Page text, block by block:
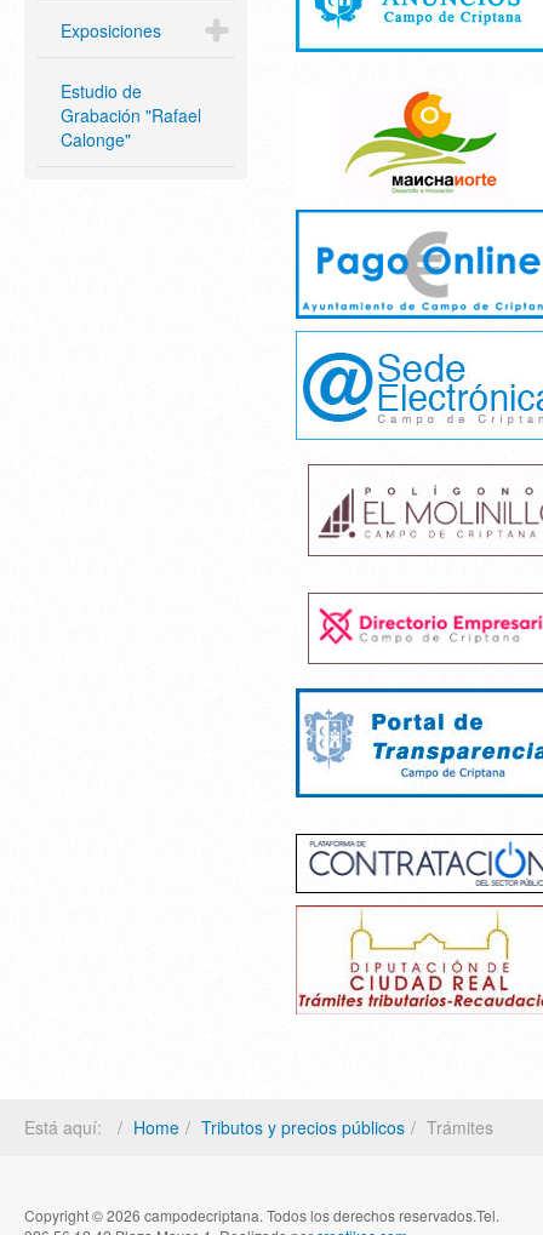
Exposiciones
Estudio de
Grabación "Rafael
Calonge"
Está aquí: Home Tributos y precios públicos Trámites
Copyright © 2026 campodecriptana. Todos los derechos reservados.Tel.